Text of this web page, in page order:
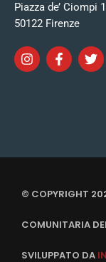
Piazza de’ Ciompi
50122 Firenze
© COPYRIGHT
COMUNITARIA
SVILUPPATO DA